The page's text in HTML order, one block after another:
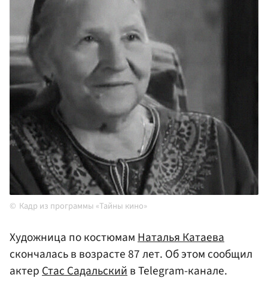
Кадр из программы «Тайны кино»
Художница по костюмамНаталья Катаева
скончалась в возрасте 87 лет. Об этом сообщил
актерСтас Садальскийв Telegram-канале.